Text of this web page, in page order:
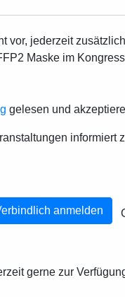
vor, jederzeit
Maske im
gelesen und
anmelden
gerne zur